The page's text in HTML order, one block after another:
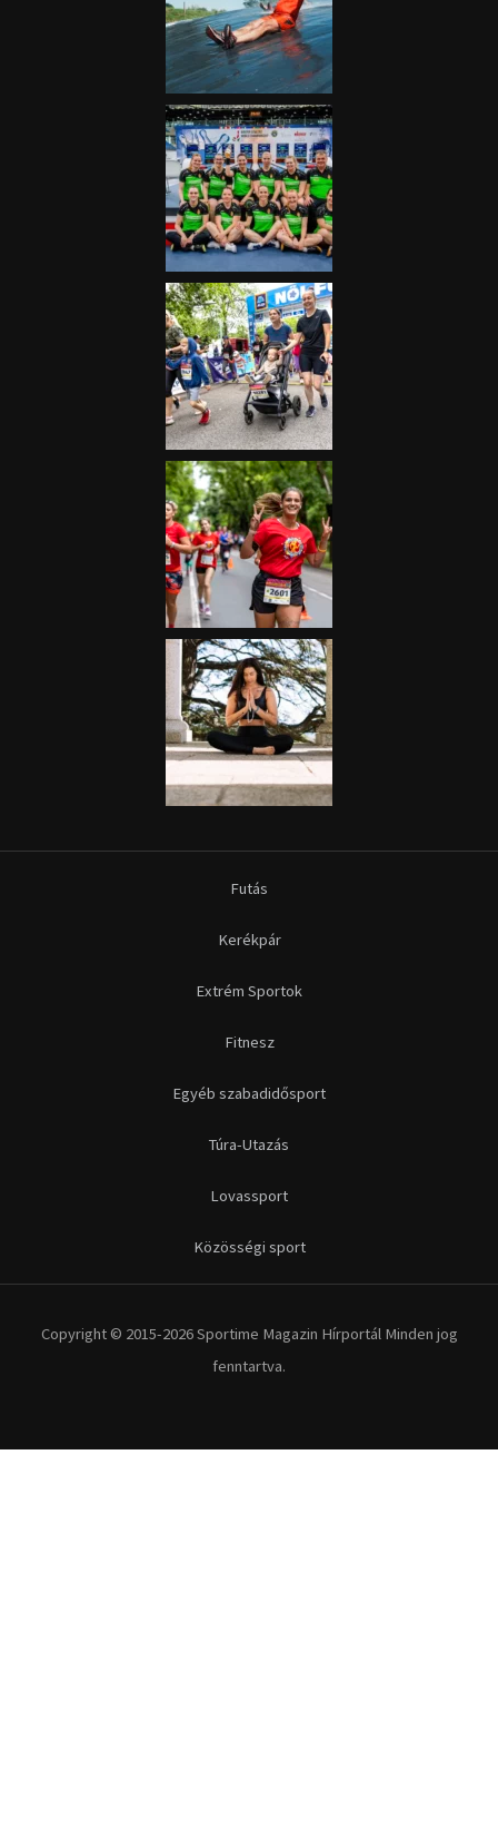
Futás
Kerékpár
Extrém Sportok
Fitnesz
Egyéb szabadidősport
Túra-Utazás
Lovassport
Közösségi sport
Copyright © 2015-2026 Sportime Magazin Hírportál Minden jog
fenntartva.